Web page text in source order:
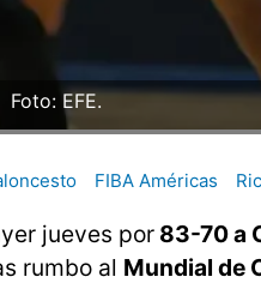
Foto: EFE.
FIBA Américas
jueves por 83-70 a
rumbo al Mundial de